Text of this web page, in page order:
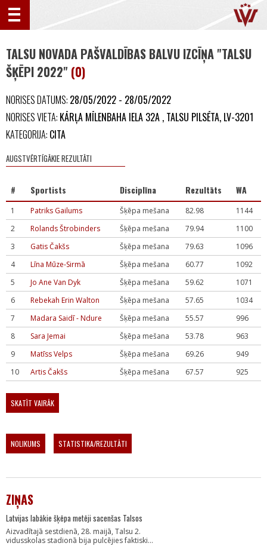
TALSU NOVADA PAŠVALDĪBAS BALVU IZCĪŅA "TALSU
ŠĶĒPI 2022" (0)
NORISES DATUMS: 28/05/2022 - 28/05/2022
NORISES VIETA: KĀRĻA MĪLENBAHA IELA 32A , TALSU PILSĒTA, LV-3201
KATEGORIJA: CITA
AUGSTVĒRTĪGĀKIE REZULTĀTI
# Sportists Disciplīna Rezultāts WA
1 Patriks Gailums Šķēpa mešana 82.98
1144
2
Rolands Štrobinders Šķēpa mešana 79.94
1100
3
Gatis Čakšs Šķēpa mešana 79.63
1096
4
Līna Mūze-Sirmā Šķēpa mešana 60.77
1092
5
Jo Ane Van Dyk Šķēpa mešana 59.62
1071
6
Rebekah Erin Walton Šķēpa mešana 57.65
1034
7
Madara Saidī - Ndure Šķēpa mešana 55.57
996
8
Sara Jemai Šķēpa mešana 53.78
963
9
Matīss Velps Šķēpa mešana 69.26
949
10
Artis Čakšs Šķēpa mešana 67.57 925
SKATĪT VAIRĀK
NOLIKUMS STATISTIKA/REZULTĀTI
ZIŅAS
Latvijas labākie šķēpa metēji sacenšas Talsos
Aizvadītajā sestdienā, 28. maijā, Talsu 2.
vidusskolas stadionā bija pulcējies faktiski…